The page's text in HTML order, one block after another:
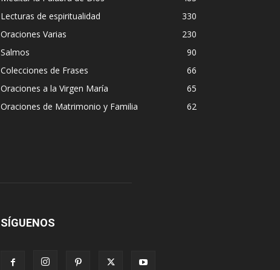
Lecturas de espiritualidad
330
Oraciones Varias
230
Salmos
90
Colecciones de Frases
66
Oraciones a la Virgen María
65
Oraciones de Matrimonio y Familia
62
SÍGUENOS